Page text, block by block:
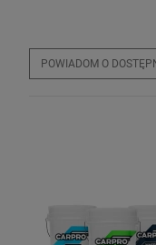
POWIADOM O